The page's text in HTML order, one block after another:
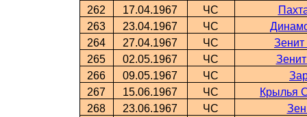
262
17.04.1967 ЧС
263
23.04.1967 ЧС
264
27.04.1967 ЧС
265
02.05.1967 ЧС
266
09.05.1967 ЧС
267
15.06.1967 ЧС
Крылья
268
23.06.1967 ЧС